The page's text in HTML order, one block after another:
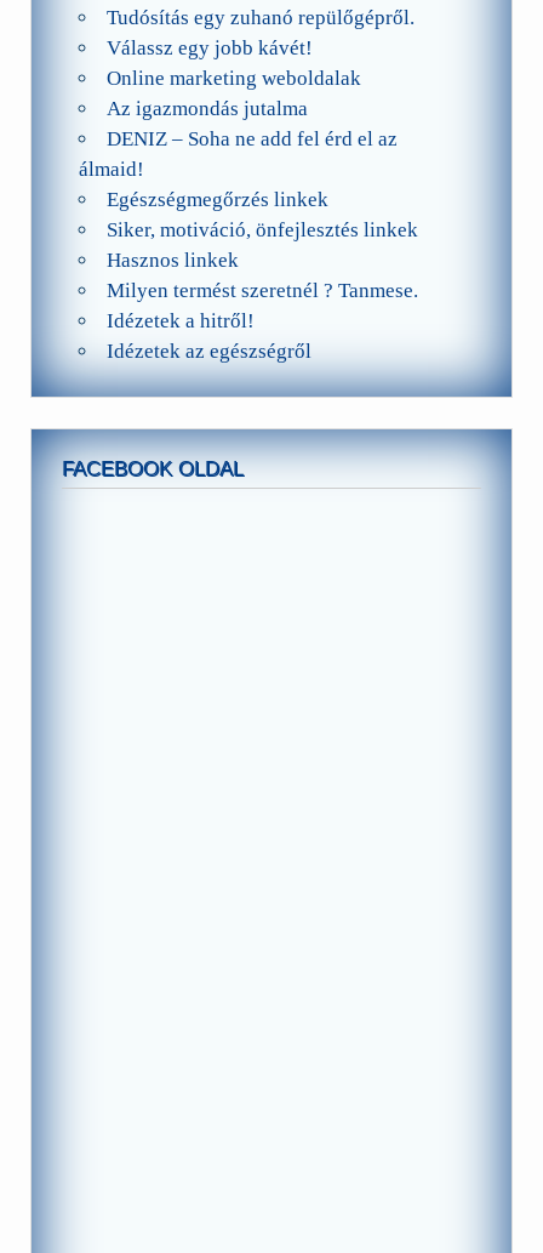
Tudósítás egy zuhanó repülőgépről.
Válassz egy jobb kávét!
Online marketing weboldalak
Az igazmondás jutalma
DENIZ – Soha ne add fel érd el az
álmaid!
Egészségmegőrzés linkek
Siker, motiváció, önfejlesztés linkek
Hasznos linkek
Milyen termést szeretnél ? Tanmese.
Idézetek a hitről!
Idézetek az egészségről
FACEBOOK OLDAL